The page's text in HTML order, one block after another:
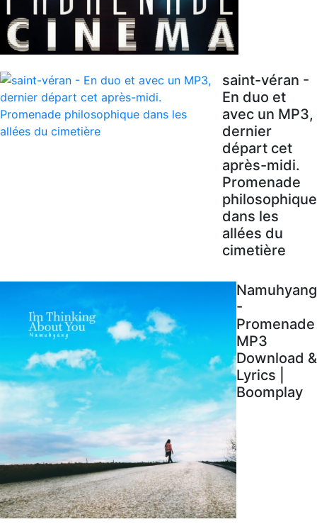
saint-véran -
En duo et
avec un MP3,
dernier
départ cet
après-midi.
Promenade
philosophique
dans les
allées du
cimetière
Namuhyang
-
Promenade
MP3
Download &
Lyrics |
Boomplay